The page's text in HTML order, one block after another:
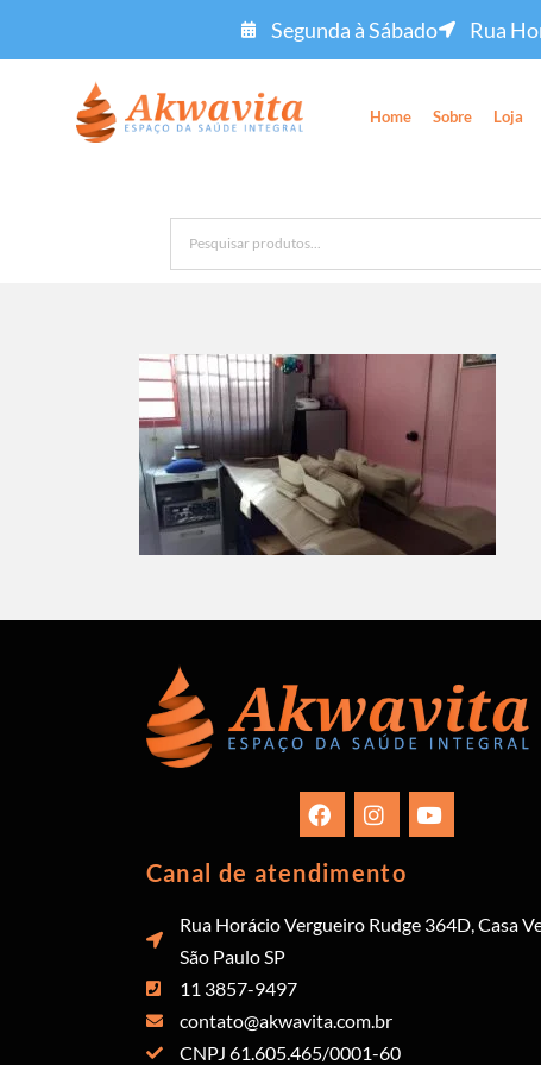
Segunda à Sábado Rua
Home Sobre Loja
Canal de atendimento
Rua Horácio Vergueiro Rudge 364D, Casa
São Paulo SP
11 3857-9497
contato@akwavita.com.br
CNPJ 61.605.465/0001-60